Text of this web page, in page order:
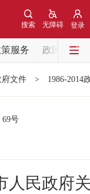
登录
无障碍
搜索
服务
政民互动
府文件 > 1986-2014
69号
人民政府